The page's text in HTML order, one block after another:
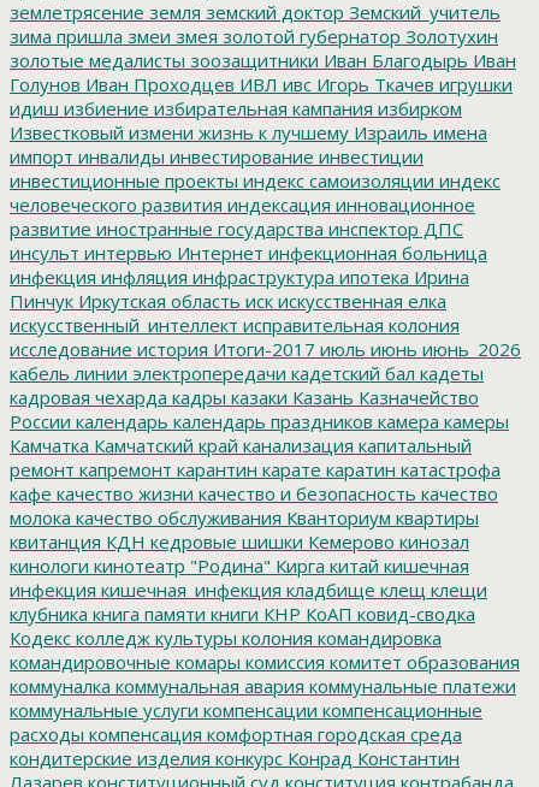
землетрясение земля земский доктор Земский_учитель
зима пришла змеи змея золотой губернатор Золотухин
золотые медалисты зоозащитники Иван Благодырь Иван
Голунов Иван Проходцев ИВЛ ивс Игорь Ткачев игрушки
идиш избиение избирательная кампания избирком
Известковый измени жизнь к лучшему Израиль имена
импорт инвалиды инвестирование инвестиции
инвестиционные проекты индекс самоизоляции индекс
человеческого развития индексация инновационное
развитие иностранные государства инспектор ДПС
инсульт интервью Интернет инфекционная больница
инфекция инфляция инфраструктура ипотека Ирина
Пинчук Иркутская область иск искусственная елка
искусственный_интеллект исправительная колония
исследование история Итоги-2017 июль июнь июнь_2026
кабель линии электропередачи кадетский бал кадеты
кадровая чехарда кадры казаки Казань Казначейство
России календарь календарь праздников камера камеры
Камчатка Камчатский край канализация капитальный
ремонт капремонт карантин карате каратин катастрофа
кафе качество жизни качество и безопасность качество
молока качество обслуживания Кванториум квартиры
квитанция КДН кедровые шишки Кемерово кинозал
кинологи кинотеатр "Родина" Кирга китай кишечная
инфекция кишечная_инфекция кладбище клещ клещи
клубника книга памяти книги КНР КоАП ковид-сводка
Кодекс колледж культуры колония командировка
командировочные комары комиссия комитет образования
коммуналка коммунальная авария коммунальные платежи
коммунальные услуги компенсации компенсационные
расходы компенсация комфортная городская среда
кондитерские изделия конкурс Конрад Константин
Лазарев конституционный суд конституция контрабанда